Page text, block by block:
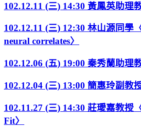
102.12.11 (三) 14:30 黃鳳英助理
102.12.11 (三) 12:30 林山源同學
neural correlates〉
102.12.06 (五) 19:00 秦秀蘭助理
102.12.04 (三) 13:00 簡惠玲副教
102.11.27 (三) 14:30 莊璦嘉教授
Fit〉